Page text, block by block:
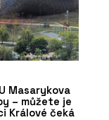
Masarykova
– můžete je
Králové čeká